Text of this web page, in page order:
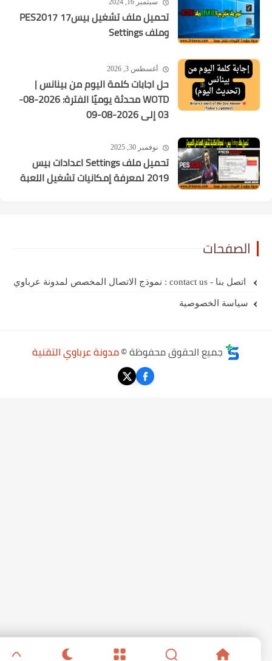
سبتمبر 16, 2024
تحميل ملف تشغيل بيس17 PES2017
وملف Settings
أغسطس 3, 2026
حل اجابات كلمة اليوم من بينانس |
WOTD محدثة يوميًا الفترة: 2026-08-
03 إلى 2026-08-09
نوفمبر 30, 2025
تحميل ملف Settings اعدادات بيس
2019 لمعرفة إمكانيات تشغيل اللعبة
الصفحات
اتصل بنا - contact us : نموذج الاتصال المخصص لمدونة عرباوي
سياسة الخصوصية
جميع الحقوق محفوظة ©مدونة عرباوي التقنية